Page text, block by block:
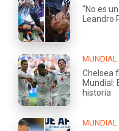
"No es
Leandro
MUNDIAL
Chelsea
Mundial:
historia
MUNDIAL